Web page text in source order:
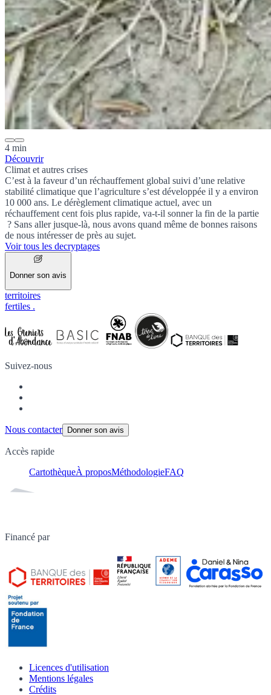
4 min
Découvrir
Climat et autres crises
C’est à la faveur d’un réchauffement global suivi d’une relative
stabilité climatique que l’agriculture s’est développée il y a environ
10 000 ans. Le dérèglement climatique actuel, avec un
réchauffement cent fois plus rapide, va-t-il sonner la fin de la partie
? Sans aller jusque-là, nous avons quand même de bonnes raisons
de nous intéresser de près au sujet.
Voir tous les decryptages
Donner son avis
territoires
fertiles .
Suivez-nous
Nous contacter Donner son avis
Accès rapide
CartothèqueÀ proposMéthodologieFAQ
Financé par
Licences d'utilisation
Mentions légales
Crédits